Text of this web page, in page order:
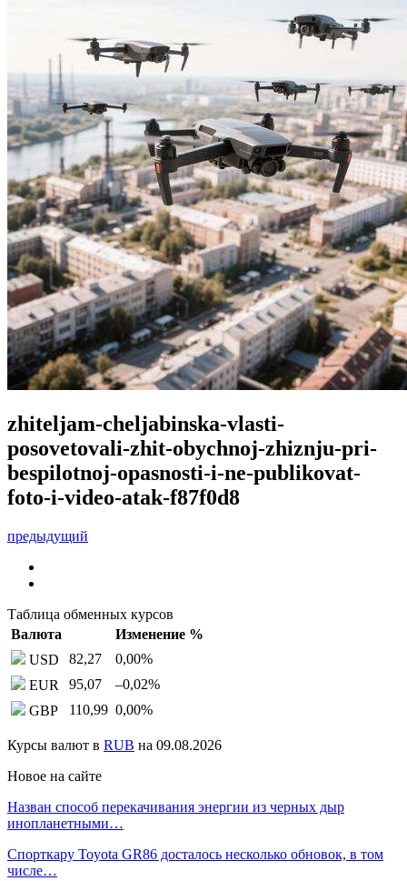
zhiteljam-cheljabinska-vlasti-
posovetovali-zhit-obychnoj-zhiznju-pri-
bespilotnoj-opasnosti-i-ne-publikovat-
foto-i-video-atak-f87f0d8
предыдущий
Таблица обменных курсов
Валюта
Изменение %
USD
82,27 0,00%
EUR
95,07 –0,02%
GBP
110,99 0,00%
Курсы валют в RUB на 09.08.2026
Новое на сайте
Назван способ перекачивания энергии из черных дыр
инопланетными…
Спорткару Toyota GR86 досталось несколько обновок, в том
числе…